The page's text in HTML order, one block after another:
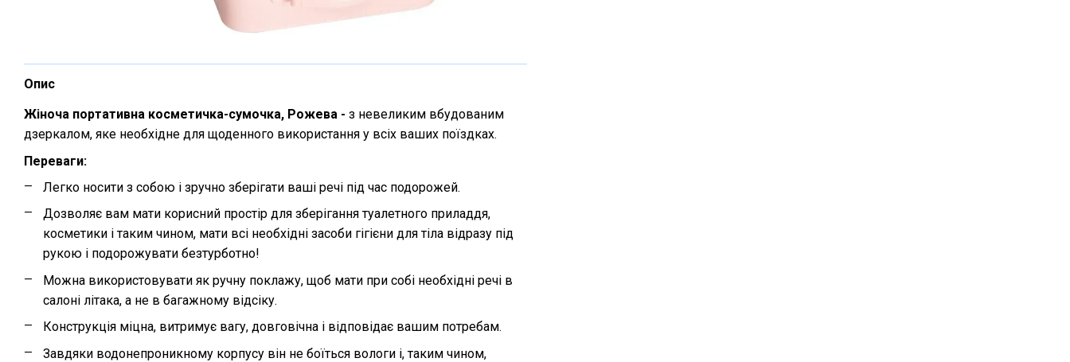
Опис
Жіноча портативна косметичка-сумочка, Рожева - з невеликим вбудованим
дзеркалом, яке необхідне для щоденного використання у всіх ваших поїздках.
Переваги:
Легко носити з собою і зручно зберігати ваші речі під час подорожей.
Дозволяє вам мати корисний простір для зберігання туалетного приладдя,
косметики і таким чином, мати всі необхідні засоби гігієни для тіла відразу під
рукою і подорожувати безтурботно!
Можна використовувати як ручну поклажу, щоб мати при собі необхідні речі в
салоні літака, а не в багажному відсіку.
Конструкція міцна, витримує вагу, довговічна і відповідає вашим потребам.
Завдяки водонепроникному корпусу він не боїться вологи і, таким чином,